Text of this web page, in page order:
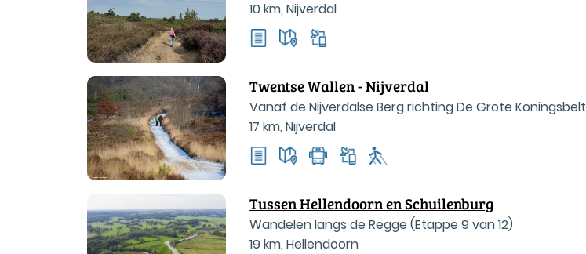
uitzichten.
10 km, Nijverdal
Twentse Wallen - Nijverdal
Vanaf de Nijverdalse Berg richting De Grote Koningsbelt
17 km, Nijverdal
Tussen Hellendoorn en Schuilenburg
Wandelen langs de Regge (Etappe 9 van 12)
19 km, Hellendoorn